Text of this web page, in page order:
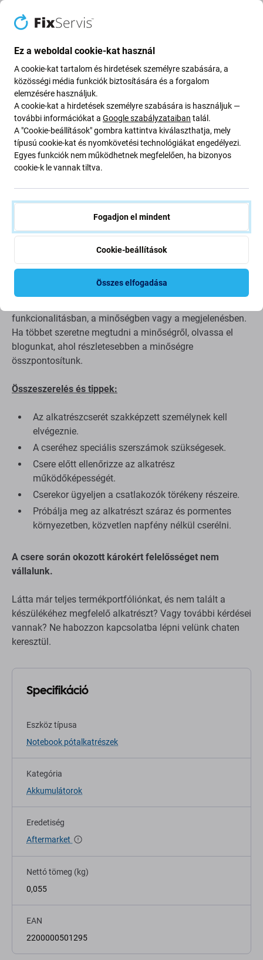
Akkumulátor ehhez: Microsoft Surface
Book 2
Ha a(z) Microsoft Surface Book 2 akkumulátora felfújt
vagy elvesztette a kapacitását, ki kell cserélni.
Mikor kell akkumulátort cserélni?
az akkumulátor fel van fújva
a készülék gyorsan lemerül
a készülék nem tölthető 100%-ra
a készülék nem jelzi megfelelően az akkumulátor
állapotát
Minőség: Utángyártott- Az Aftermarket néven értékesített
alkatrészt harmadik fél gyártja, nem közvetlenül a
berendezés gyártója. Ez az eredeti másolata, és az
funkcionalitásban, a minőségben vagy a megjelenésben.
Ha többet szeretne megtudni a minőségről, olvassa el
blogunkat, ahol részletesebben a minőségre
összpontosítunk.
Összeszerelés és tippek:
Az alkatrészcserét szakképzett személynek kell
elvégeznie.
A cseréhez speciális szerszámok szükségesek.
Csere előtt ellenőrizze az alkatrész
működőképességét.
Cserekor ügyeljen a csatlakozók törékeny részeire.
Próbálja meg az alkatrészt száraz és pormentes
környezetben, közvetlen napfény nélkül cserélni.
A csere során okozott károkért felelősséget nem
vállalunk.
Látta már teljes termékportfóliónkat, és nem talált a
készülékéhez megfelelő alkatrészt? Vagy további kérdései
vannak? Ne habozzon kapcsolatba lépni velünk chaten
keresztül.
Specifikáció
Eszköz típusa
Notebook pótalkatrészek
Kategória
Akkumulátorok
Eredetiség
Aftermarket
Nettó tömeg (kg)
0,055
EAN
2200000501295
Ez a weboldal cookie-kat használ
A cookie-kat tartalom és hirdetések személyre szabására, a
közösségi média funkciók biztosítására és a forgalom
elemzésére használjuk.
A cookie-kat a hirdetések személyre szabására is használjuk —
további információkat a Google szabályzataiban talál.
A "Cookie-beállítások" gombra kattintva kiválaszthatja, mely
típusú cookie-kat és nyomkövetési technológiákat engedélyezi.
Egyes funkciók nem működhetnek megfelelően, ha bizonyos
cookie-k le vannak tiltva.
Fogadjon el mindent
Cookie-beállítások
Összes elfogadása